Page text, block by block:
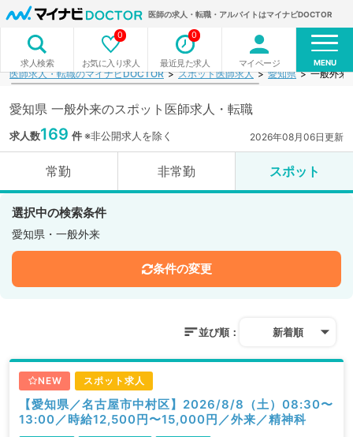
医師の求人・転職・アルバイトはマイナビDOCTOR
求人検索 お気に入り求人
0
最近見た求人
0
マイページ MENU
医師求人・転職のマイナビDOCTOR スポット医師求人 愛知県 一般外来
愛知県 一般外来のスポット医師求人・転職
求人数169 件※非公開求人を除く 2026年08月06日更新
常勤 非常勤 スポット
選択中の検索条件
愛知県・一般外来
条件の変更
並び順： 新着順
NEW スポット求人
【愛知県／名古屋市中村区】2026/8/8（土）08:30〜
13:00／時給12,500円〜15,000円／外来／精神科